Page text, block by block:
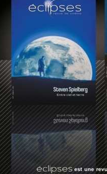
Imprimer article
Retour à la liste
ce
2000